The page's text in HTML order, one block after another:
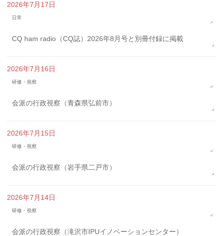
2026年7月17日
日常
CQ ham radio（CQ誌）2026年8月号と別冊付録に掲載
2026年7月16日
研修・視察
会派の行政視察（青森県弘前市）
2026年7月15日
研修・視察
会派の行政視察（岩手県二戸市）
2026年7月14日
研修・視察
会派の行政視察（滝沢市IPUイノベーションセンター）